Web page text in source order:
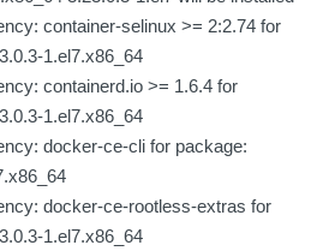
container-selinux >= 2:2.74 for
1.el7.x86_64
containerd.io >= 1.6.4 for
1.el7.x86_64
docker-ce-cli for package:
docker-ce-rootless-extras for
1.el7.x86_64